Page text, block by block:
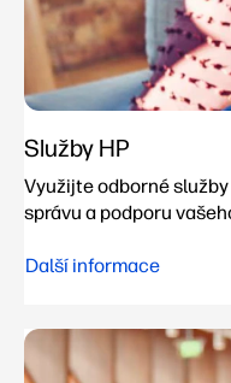
Služby HP
Využijte odborné
správu a podporu
Další informace